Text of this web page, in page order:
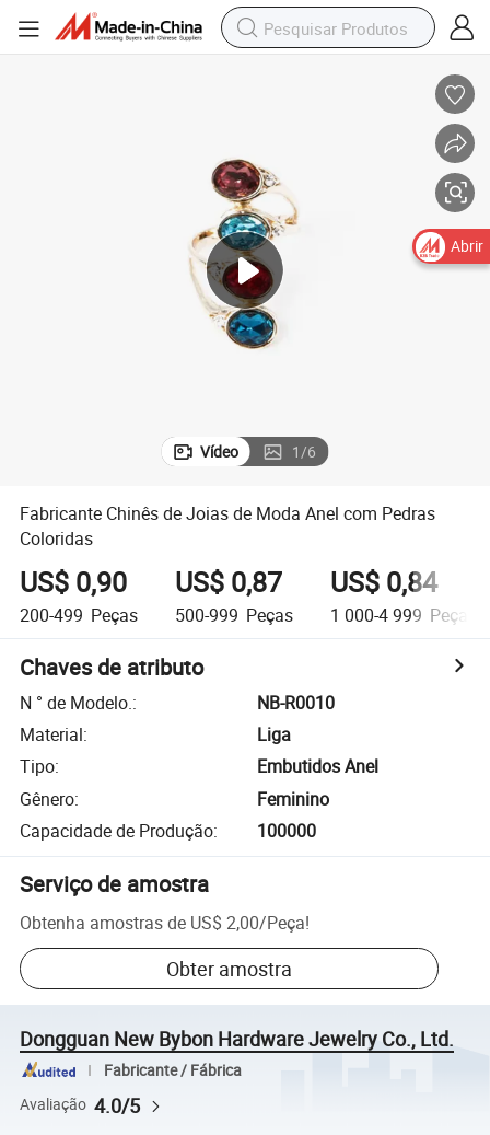
Vídeo 1/6
Fabricante Chinês de Joias de Moda Anel com Pedras
Coloridas
US$ 0,90
200-499 Peças
US$ 0,87
500-999 Peças
US$ 0,84
1 000-4 999 Peças
Chaves de atributo
N ° de Modelo.:
NB-R0010
Material:
Liga
Tipo:
Embutidos Anel
Gênero:
Feminino
Capacidade de Produção: 100000
Serviço de amostra
Obtenha amostras de US$ 2,00/Peça!
Obter amostra
Dongguan New Bybon Hardware Jewelry Co., Ltd.
Fabricante / Fábrica
Avaliação 4.0/5
Abrir